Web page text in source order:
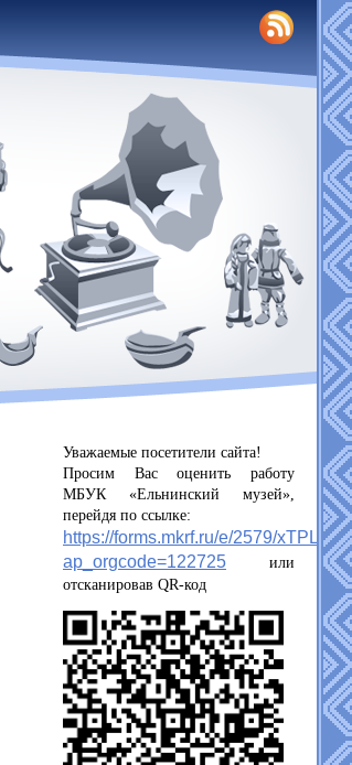
Уважаемые посетители сайта!
Просим Вас оценить работу
МБУК «Ельнинский музей»,
перейдя по ссылке:
https://forms.mkrf.ru/e/2579/
ap_orgcode=122725 или
отсканировав QR-код